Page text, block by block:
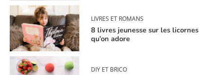
LIVRES ET ROMANS
8 livres jeunesse sur les licornes
qu’on adore
DIY ET BRICO